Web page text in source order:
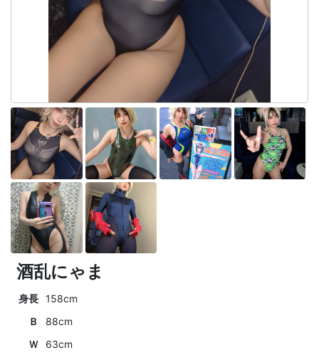
酒乱にゃま
身長 158cm
Ｂ
88cm
Ｗ
63cm